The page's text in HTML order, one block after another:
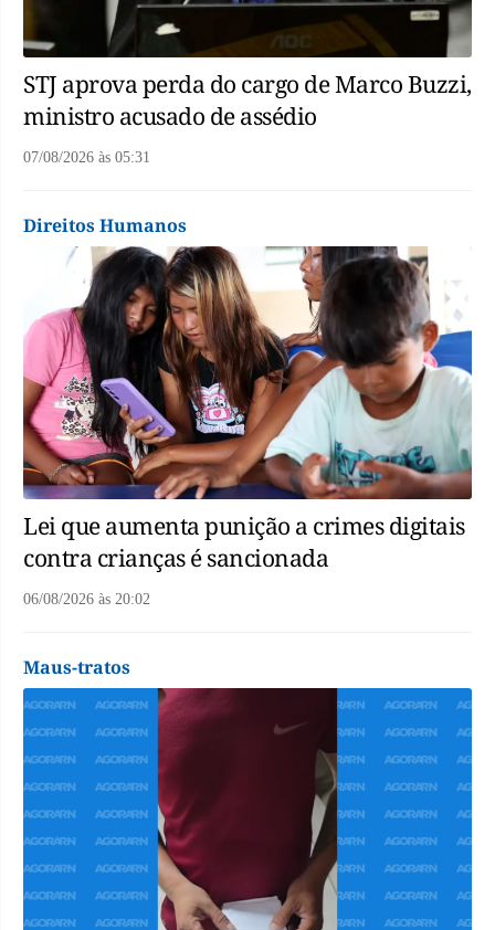
STJ aprova perda do cargo de Marco Buzzi,
ministro acusado de assédio
07/08/2026 às 05:31
Direitos Humanos
Lei que aumenta punição a crimes digitais
contra crianças é sancionada
06/08/2026 às 20:02
Maus-tratos